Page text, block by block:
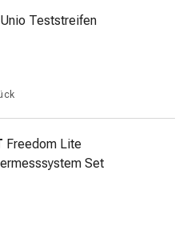
Unio Teststreifen
Freedom Lite
Set